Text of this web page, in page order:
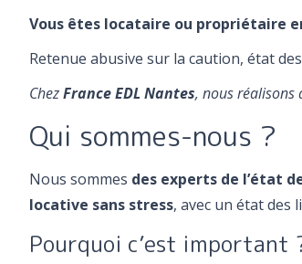
Vous êtes locataire ou propriétaire
Retenue abusive sur la caution, état
ChezFrance EDL Nantes, nous réalisons
Qui sommes-nous ?
Nous sommes des experts de l’état
locative sans stress, avec un état des
Pourquoi c’est important